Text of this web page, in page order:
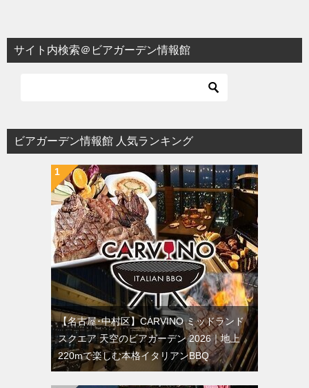
ビ
ゲ
ョ
ン
サイト内検索＠ビアガーデン情報館
ビアガーデン情報館 人気ランキング
【名古屋･中村区】CARVINO ミッドランド
スクエア 天空のビアガーデン 2026｜地上
220mで楽しむ本格イタリアンBBQ